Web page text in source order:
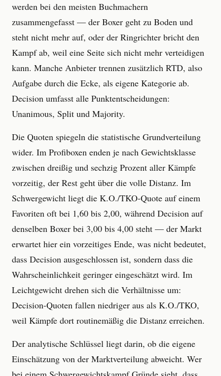
werden bei den meisten Buchmachern
zusammengefasst — der Boxer geht zu Boden und
steht nicht mehr auf, oder der Ringrichter bricht den
Kampf ab, weil eine Seite sich nicht mehr verteidigen
kann. Manche Anbieter trennen zusätzlich RTD, also
Aufgabe durch die Ecke, als eigene Kategorie ab.
Decision umfasst alle Punktentscheidungen:
Unanimous, Split und Majority.
Die Quoten spiegeln die statistische Grundverteilung
wider. Im Profiboxen enden je nach Gewichtsklasse
zwischen dreißig und sechzig Prozent aller Kämpfe
vorzeitig, der Rest geht über die volle Distanz. Im
Schwergewicht liegt die K.O./TKO-Quote auf einem
Favoriten oft bei 1,60 bis 2,00, während Decision auf
denselben Boxer bei 3,00 bis 4,00 steht — der Markt
erwartet hier ein vorzeitiges Ende, was nicht bedeutet,
dass Decision ausgeschlossen ist, sondern dass die
Wahrscheinlichkeit geringer eingeschätzt wird. Im
Leichtgewicht drehen sich die Verhältnisse um:
Decision-Quoten fallen niedriger aus als K.O./TKO,
weil Kämpfe dort routinemäßig die Distanz erreichen.
Der analytische Schlüssel liegt darin, ob die eigene
Einschätzung von der Marktverteilung abweicht. Wer